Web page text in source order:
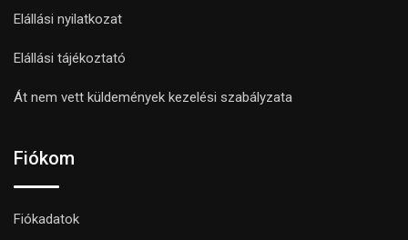
Elállási nyilatkozat
Elállási tájékoztató
Át nem vett küldemények kezelési szabályzata
Fiókom
Fiókadatok